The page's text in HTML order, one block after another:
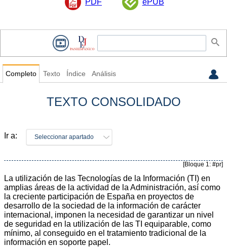
Completo Texto Índice Análisis
TEXTO CONSOLIDADO
Ir a: Seleccionar apartado
[Bloque 1: #pr]
La utilización de las Tecnologías de la Información (TI) en
amplias áreas de la actividad de la Administración, así como
la creciente participación de España en proyectos de
desarrollo de la sociedad de la información de carácter
internacional, imponen la necesidad de garantizar un nivel
de seguridad en la utilización de las TI equiparable, como
mínimo, al conseguido en el tratamiento tradicional de la
información en soporte papel.